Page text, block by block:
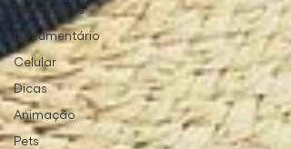
Premiações
Documentário
Celular
Dicas
Animação
Pets